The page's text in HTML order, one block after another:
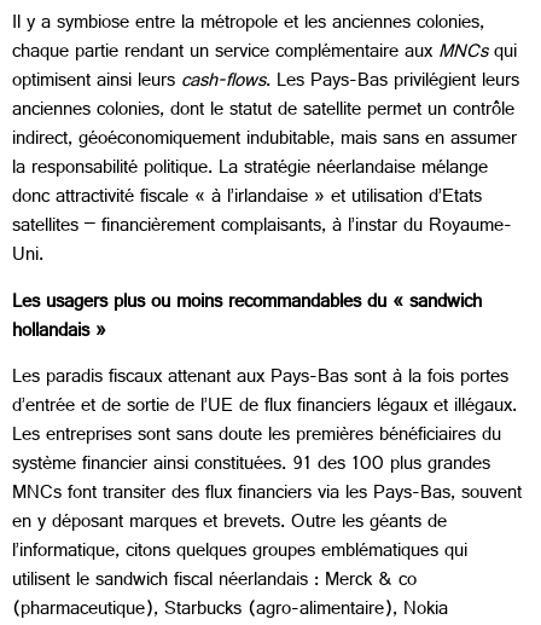
Il y a symbiose entre la métropole et les anciennes colonies,
chaque partie rendant un service complémentaire auxMNCsqui
optimisent ainsi leurscash-flows. Les Pays-Bas privilégient leurs
anciennes colonies, dont le statut de satellite permet un contrôle
indirect, géoéconomiquement indubitable, mais sans en assumer
la responsabilité politique. La stratégie néerlandaise mélange
donc attractivité fiscale « à l’irlandaise » et utilisation d’Etats
satellites – financièrement complaisants, à l’instar du Royaume-
Uni.
Les usagers plus ou moins recommandables du « sandwich
hollandais »
Les paradis fiscaux attenant aux Pays-Bas sont à la fois portes
d’entrée et de sortie de l’UE de flux financiers légaux et illégaux.
Les entreprises sont sans doute les premières bénéficiaires du
système financier ainsi constituées. 91 des 100 plus grandes
MNCs font transiter des flux financiers via les Pays-Bas, souvent
en y déposant marques et brevets. Outre les géants de
l’informatique, citons quelques groupes emblématiques qui
utilisent le sandwich fiscal néerlandais : Merck & co
(pharmaceutique), Starbucks (agro-alimentaire), Nokia